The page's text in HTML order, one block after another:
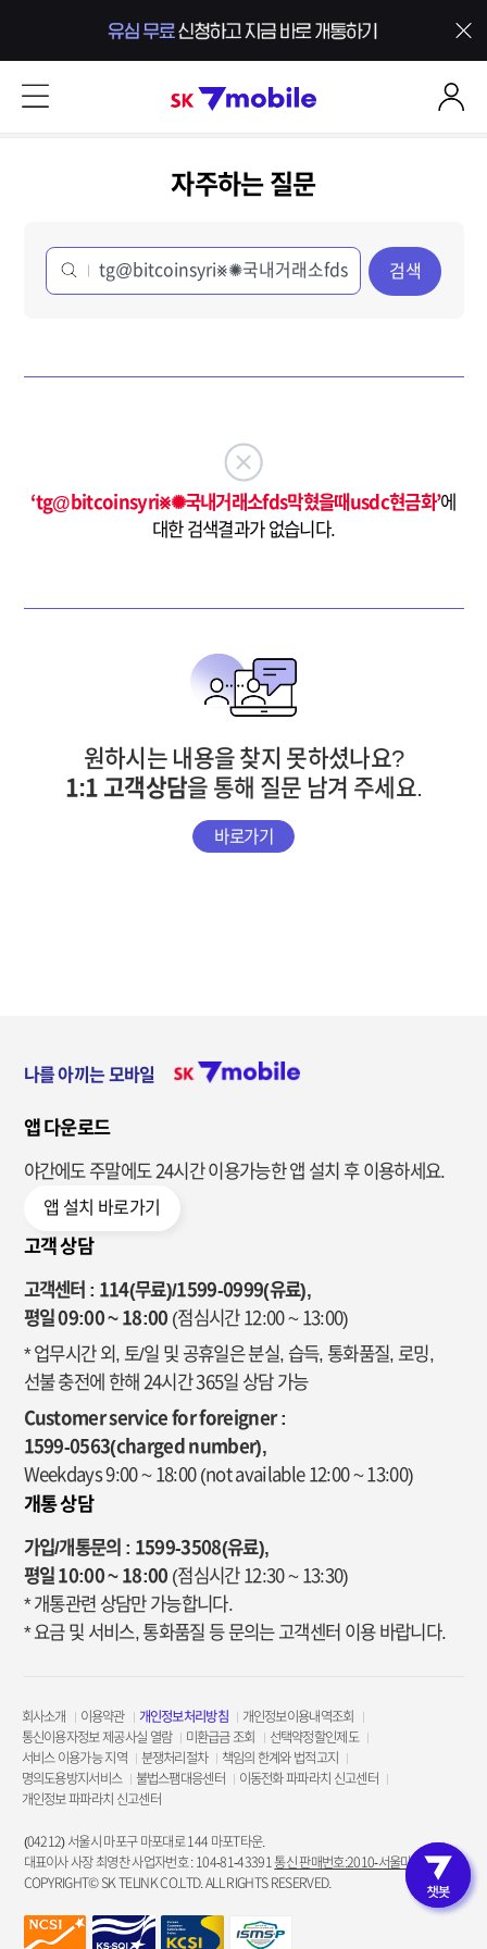
SK 7mobile
고객인증
자주하는 질문
검색
‘tg@bitcoinsyri⨳✺국내거래소fds막혔을때usdc현금화’에
대한 검색결과가 없습니다.
원하시는 내용을 찾지 못하셨나요?
1:1 고객상담을 통해 질문 남겨 주세요.
바로가기
나를 아끼는 모바일
앱 다운로드
야간에도 주말에도 24시간 이용가능한앱 설치 후 이용하세요.
앱 설치 바로가기
고객 상담
고객센터 : 114(무료)/1599-0999(유료),
평일 09:00 ~ 18:00 (점심시간 12:00 ~ 13:00)
* 업무시간 외, 토/일 및 공휴일은 분실, 습득, 통화품질, 로밍,
선불 충전에 한해 24시간 365일 상담 가능
Customer service for foreigner :
1599-0563(charged number),
Weekdays 9:00 ~ 18:00 (not available 12:00 ~ 13:00)
개통 상담
가입/개통문의 : 1599-3508(유료),
평일 10:00 ~ 18:00 (점심시간 12:30 ~ 13:30)
* 개통관련 상담만 가능합니다.
* 요금 및 서비스, 통화품질 등 문의는 고객센터 이용 바랍니다.
회사소개 이용약관 개인정보처리방침
개인정보이용내역조회
통신이용자정보 제공사실 열람
미환급금 조회
선택약정할인제도
서비스 이용가능 지역
분쟁처리절차
책임의 한계와 법적고지
명의도용방지서비스
불법스팸대응센터
이동전화 파파라치 신고센터
개인정보 파파라치 신고센터
(04212) 서울시 마포구 마포대로 144 마포T타운.
대표이사 사장 최영찬 사업자번호 : 104-81-43391통신 판매번호:2010-서울마포-3953
COPYRIGHT© SK TELINK CO.LTD. ALL RIGHTS RESERVED.